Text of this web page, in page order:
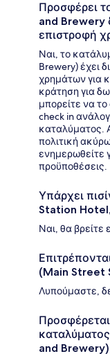
Προσφέρει
and Brewery
επιστροφή
Ναι, το
Brewery) έχει
χρημάτων για
κράτηση για
μπορείτε να
check in
καταλύματος.
πολιτική
ενημερωθείτε
προϋποθέσεις.
Υπάρχει
Station
Ναι, θα βρείτε
(Main Street
Λυπούμαστε,
and